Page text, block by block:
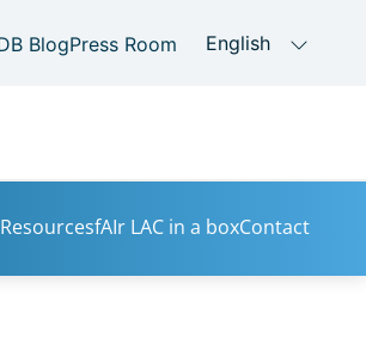
ResourcesfAIr LAC in a boxContact